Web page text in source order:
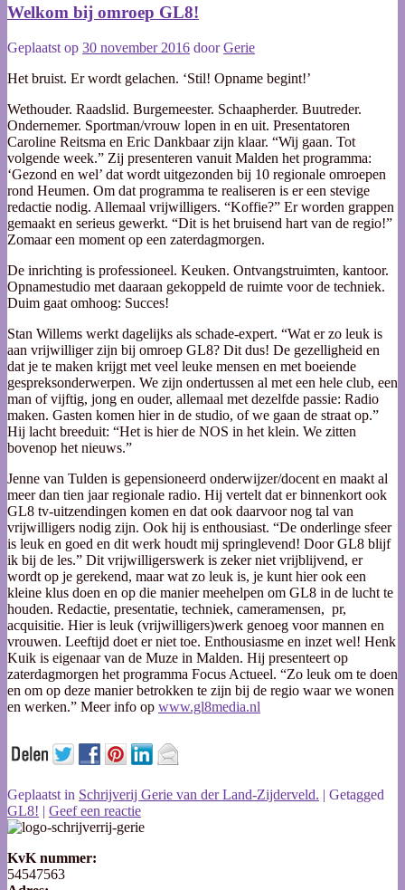
Welkom bij omroep GL8!
Geplaatst op 30 november 2016 doorGerie
Het bruist. Er wordt gelachen. ‘Stil! Opname begint!’
Wethouder. Raadslid. Burgemeester. Schaapherder. Buutreder.
Ondernemer. Sportman/vrouw lopen in en uit. Presentatoren
Caroline Reitsma en Eric Dankbaar zijn klaar. “Wij gaan. Tot
volgende week.” Zij presenteren vanuit Malden het programma:
‘Gezond en wel’ dat wordt uitgezonden bij 10 regionale omroepen
rond Heumen. Om dat programma te realiseren is er een stevige
redactie nodig. Allemaal vrijwilligers. “Koffie?” Er worden grappen
gemaakt en serieus gewerkt. “Dit is het bruisend hart van de regio!”
Zomaar een moment op een zaterdagmorgen.
De inrichting is professioneel. Keuken. Ontvangstruimten, kantoor.
Opnamestudio met daaraan gekoppeld de ruimte voor de techniek.
Duim gaat omhoog: Succes!
Stan Willems werkt dagelijks als schade-expert. “Wat er zo leuk is
aan vrijwilliger zijn bij omroep GL8? Dit dus! De gezelligheid en
dat je te maken krijgt met veel leuke mensen en met boeiende
gespreksonderwerpen. We zijn ondertussen al met een hele club, een
man of vijftig, jong en ouder, allemaal met dezelfde passie: Radio
maken. Gasten komen hier in de studio, of we gaan de straat op.”
Hij lacht breeduit: “Het is hier de NOS in het klein. We zitten
bovenop het nieuws.”
Jenne van Tulden is gepensioneerd onderwijzer/docent en maakt al
meer dan tien jaar regionale radio. Hij vertelt dat er binnenkort ook
GL8 tv-uitzendingen komen en dat ook daarvoor nog tal van
vrijwilligers nodig zijn. Ook hij is enthousiast. “De onderlinge sfeer
is leuk en goed en dit werk houdt mij springlevend! Door GL8 blijf
ik bij de les.” Dit vrijwilligerswerk is zeker niet vrijblijvend, er
wordt op je gerekend, maar wat zo leuk is, je kunt hier ook een
kleine klus doen en op die manier meehelpen om GL8 in de lucht te
houden. Redactie, presentatie, techniek, cameramensen, pr,
acquisitie. Hier is leuk (vrijwilligers)werk genoeg voor mannen en
vrouwen. Leeftijd doet er niet toe. Enthousiasme en inzet wel! Henk
Kuik is eigenaar van de Muze in Malden. Hij presenteert op
zaterdagmorgen het programma Focus Actueel. “Zo leuk om te doen
en om op deze manier betrokken te zijn bij de regio waar we wonen
en werken.” Meer info op www.gl8media.nl
Geplaatst in Schrijverij Gerie van der Land-Zijderveld. | Getagged
GL8! | Geef een reactie
KvK nummer:
54547563